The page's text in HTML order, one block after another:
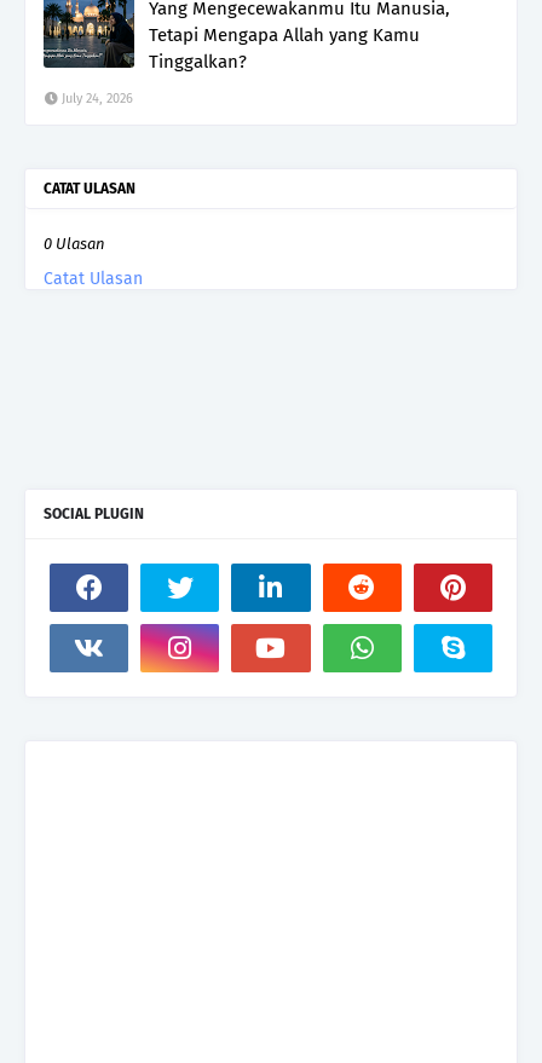
Yang Mengecewakanmu Itu Manusia,
Tetapi Mengapa Allah yang Kamu
Tinggalkan?
July 24, 2026
CATAT ULASAN
0 Ulasan
Catat Ulasan
SOCIAL PLUGIN